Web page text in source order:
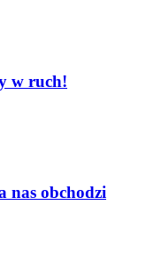
w ruch!
nas obchodzi